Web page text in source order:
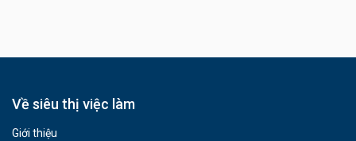
Về siêu thị việc làm
Giới thiệu